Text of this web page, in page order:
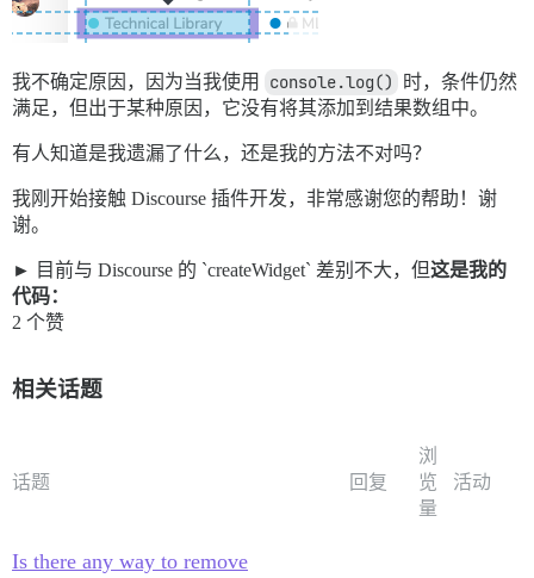
我不确定原因，因为当我使用 console.log()
时，条件仍然
满足，但出于某种原因，它没有将其添加到结果数组中。
有人知道是我遗漏了什么，还是我的方法不对吗？
我刚开始接触 Discourse 插件开发，非常感谢您的帮助！谢
谢。
目前与 Discourse 的 `createWidget` 差别不大，但这是我的
代码：
2 个赞
相关话题
话题 回复
浏
览
量
活动
Is there any way to remove